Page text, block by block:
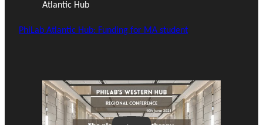
Atlantic Hub
PhiLab Atlantic Hub: Funding for MA student